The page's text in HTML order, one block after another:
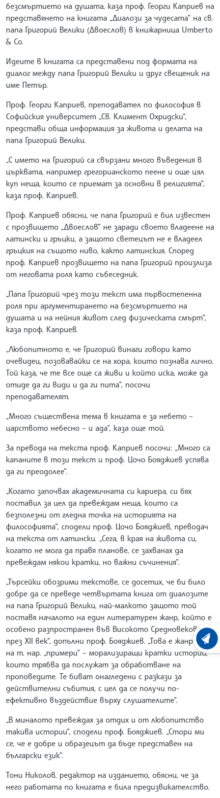
безсмъртието на душата, каза проф. Георги Каприев на
представянето на книгата „Диалози за чудесата“ на св.
папа Григорий Велики (Двоеслов) в книжарница Umberto
& Co.
Идеите в книгата са представени под формата на
диалог между папа Григорий Велики и друг свещеник на
име Петър.
Проф. Георги Каприев, преподавател по философия в
Софийския университет „Св. Климент Охридски“,
представи обща информация за живота и делата на
папа Григорий Велики.
„С името на Григорий са свързани много въведения в
църквата, например грегорианското пеене и още цял
куп неща, които се приемат за основни в религията“,
каза проф. Каприев.
Проф. Каприев обясни, че папа Григорий е бил известен
с прозвището „Двоеслов“ не заради своето владеене на
латински и гръцки, а защото светецът не е владеел
гръцкия на същото ниво, както латинския. Според
проф. Каприев прозвището на папа Григорий произлиза
от неговата роля като събеседник.
„Папа Григорий чрез този текст има първостепенна
роля при аргументирането на безсмъртието на
душата и на нейния живот след физическата смърт“,
каза проф. Каприев.
„Любопитното е, че Григорий винаги говори като
очевидец, позовавайки се на хора, които познава лично.
Той каза, че те все още са живи и който иска, може да
отиде да ги види и да ги пита“, посочи
преподавателят.
„Много съществена тема в книгата е за небето –
царството небесно – и ада“, каза още той.
За превода на текста проф. Каприев посочи: „Много са
капаните в този текст и проф. Цочо Бояджиев успява
да ги преодолее“.
„Когато започвах академичната си кариера, си бях
поставил за цел да превеждам неща, които са
безполезни от гледна точка на историята на
философията“, сподели проф. Цочо Бояджиев, преводач
на текста от латински. „Сега, в края на живота си,
когато не мога да правя планове, се захванах да
превеждам някои кратки, но важни съчинения“.
„Търсейки обозрими текстове, се досетих, че би било
добре да се преведе четвъртата книга от диалозите
на папа Григорий Велики, най-малкото защото той
поставя началото на един литературен жанр, който е
особено разпространен във Високото Средновековие
през XII век“, допълни проф. Бояджиев. „Това е жанрът
на т. нар. „примери“ – морализиращи кратки истории,
които трябва да послужат за обработване на
проповедите. Те биват онагледени с разкази за
действителни събития, с цел да се получи по-
ефективно въздействие върху слушателите“.
„В миналото превеждах за отдих и от любопитство
такива истории“, сподели проф. Бояджиев. „Стори ми
се, че е добре и образецът да бъде представен на
български език“.
Тони Николов, редактор на изданието, обясни, че за
него работата по книгата е била предизвикателство.